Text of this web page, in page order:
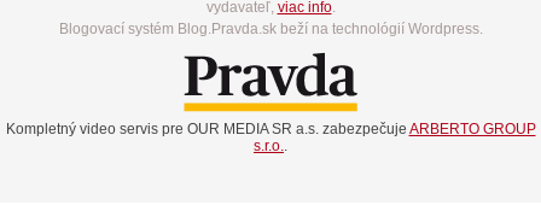
vydavateľ, viac info.
Blogovací systém Blog.Pravda.sk beží na technológií Wordpress.
Kompletný video servis pre OUR MEDIA SR a.s. zabezpečuje ARBERTO GROUP
s.r.o..